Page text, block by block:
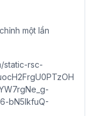
một lần